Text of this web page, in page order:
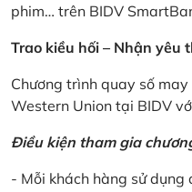
phim… trên BIDV
Trao kiều hối – Nhận yêu
Chương trình quay số
Western Union tại BIDV
Điều kiện tham gia
- Mỗi khách hàng sử